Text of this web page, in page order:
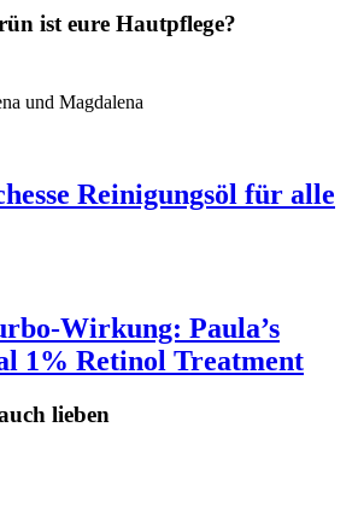
ist eure Hautpflege?
Reinigungsöl für alle
Wirkung: Paula’s
1% Retinol Treatment
lieben